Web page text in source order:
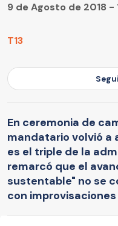
T13
9 de Agosto de 2018 -
En ceremonia de
mandatario volvió a
es el triple de la
remarcó que el
sustentable" no se
con